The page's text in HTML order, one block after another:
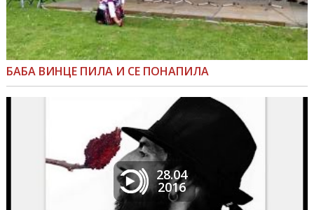
БАБА ВИНЦЕ ПИЛА И СЕ ПОНАПИЛА
28.04
2016